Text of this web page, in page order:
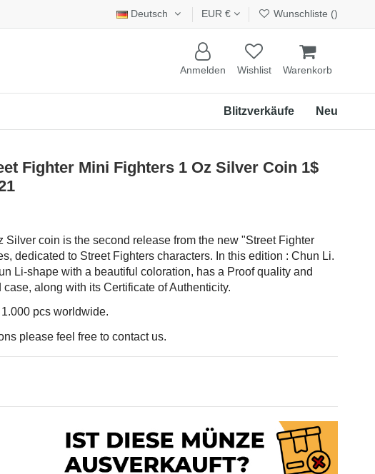
Deutsch EUR € Wunschliste ()
Anmelden Wishlist Warenkorb
Neu
Blitzverkäufe
Fighter Mini Fighters 1 Oz Silver Coin 1$
Silver coin is the second release from the new "Street Fighter
dedicated to Street Fighters characters. In this edition : Chun Li.
Li-shape with a beautiful coloration, has a Proof quality and
along with its Certificate of Authenticity.
pcs worldwide.
please feel free to contact us.